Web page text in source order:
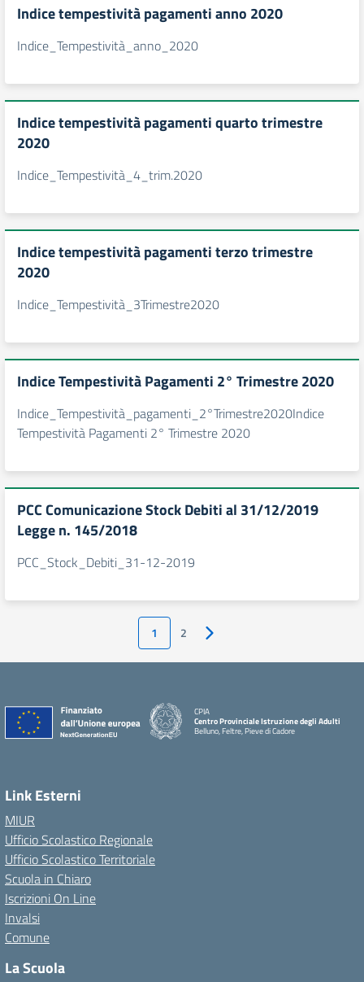
Indice tempestività pagamenti anno 2020
Indice_Tempestività_anno_2020
Indice tempestività pagamenti quarto trimestre
2020
Indice_Tempestività_4_trim.2020
Indice tempestività pagamenti terzo trimestre
2020
Indice_Tempestività_3Trimestre2020
Indice Tempestività Pagamenti 2° Trimestre 2020
Indice_Tempestività_pagamenti_2°Trimestre2020Indice
Tempestività Pagamenti 2° Trimestre 2020
PCC Comunicazione Stock Debiti al 31/12/2019
Legge n. 145/2018
PCC_Stock_Debiti_31-12-2019
1 2 Pagina successiva
CPIA
Centro Provinciale Istruzione degli Adulti
Belluno, Feltre, Pieve di Cadore
Link Esterni
MIUR
Ufficio Scolastico Regionale
Ufficio Scolastico Territoriale
Scuola in Chiaro
Iscrizioni On Line
Invalsi
Comune
La Scuola